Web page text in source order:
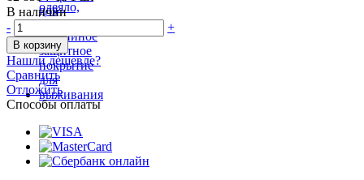
В наличии
-
+
В корзину
Нашли дешевле?
Сравнить
Отложить
Способы оплаты